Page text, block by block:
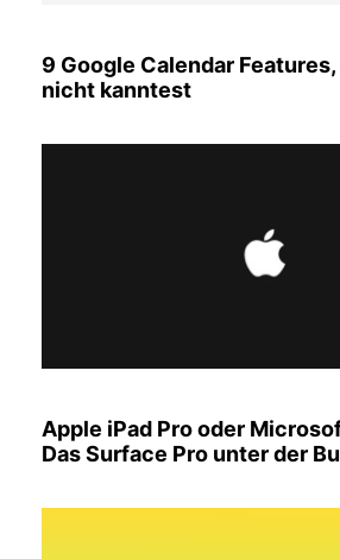
9 Google Calendar
nicht kanntest
Apple iPad Pro oder
Das Surface Pro unter der